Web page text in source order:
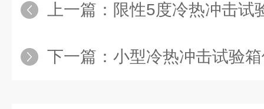
上一篇： 限性5度冷热冲击试
下一篇： 小型冷热冲击试验